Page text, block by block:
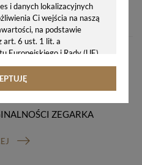
i danych lokalizacyjnych
Ci wejścia na naszą
na podstawie
art. 6 ust. 1 lit. a
Europejskiego i Rady (UE)
sprawie ochrony osób
danych
danych, tj. RODO).
udostępniać
przetwarzają dane na
zł
ZEGARKA